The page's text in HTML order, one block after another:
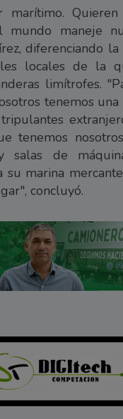
marítimo.
mundo maneje
diferenciando
locales de la
limítrofes.
tenemos
tenemos
salas de
su marina
concluyó.